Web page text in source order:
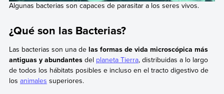
Algunas bacterias son capaces de parasitar a los seres vivos.
¿Qué son las Bacterias?
Las bacterias son una de las formas de vida microscópica más
antiguas y abundantesdel planeta Tierra, distribuidas a lo largo
de todos los hábitats posibles e incluso en el tracto digestivo de
los animales superiores.